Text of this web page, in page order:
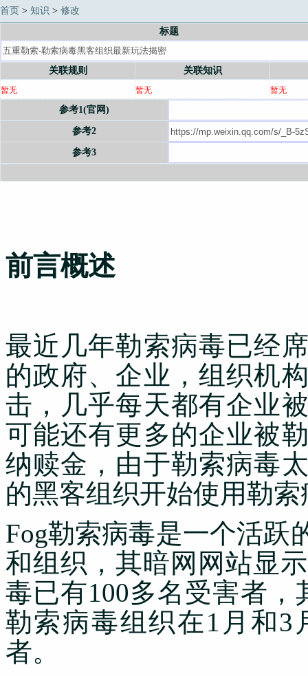
首页 > 知识 > 修改
标题
关联规则 关联知识
暂无 暂无 暂无
参考1(官网)
参考2
参考3
前言概述
最近几年勒索病毒已经
的政府、企业，组织机
击，几乎每天都有企业
可能还有更多的企业被
纳赎金，由于勒索病毒
的黑客组织开始使用勒
Fog勒索病毒是一个活跃
和组织，其暗网 网站显
毒已有100多名受害者
勒索病毒组织在1月和3
者。